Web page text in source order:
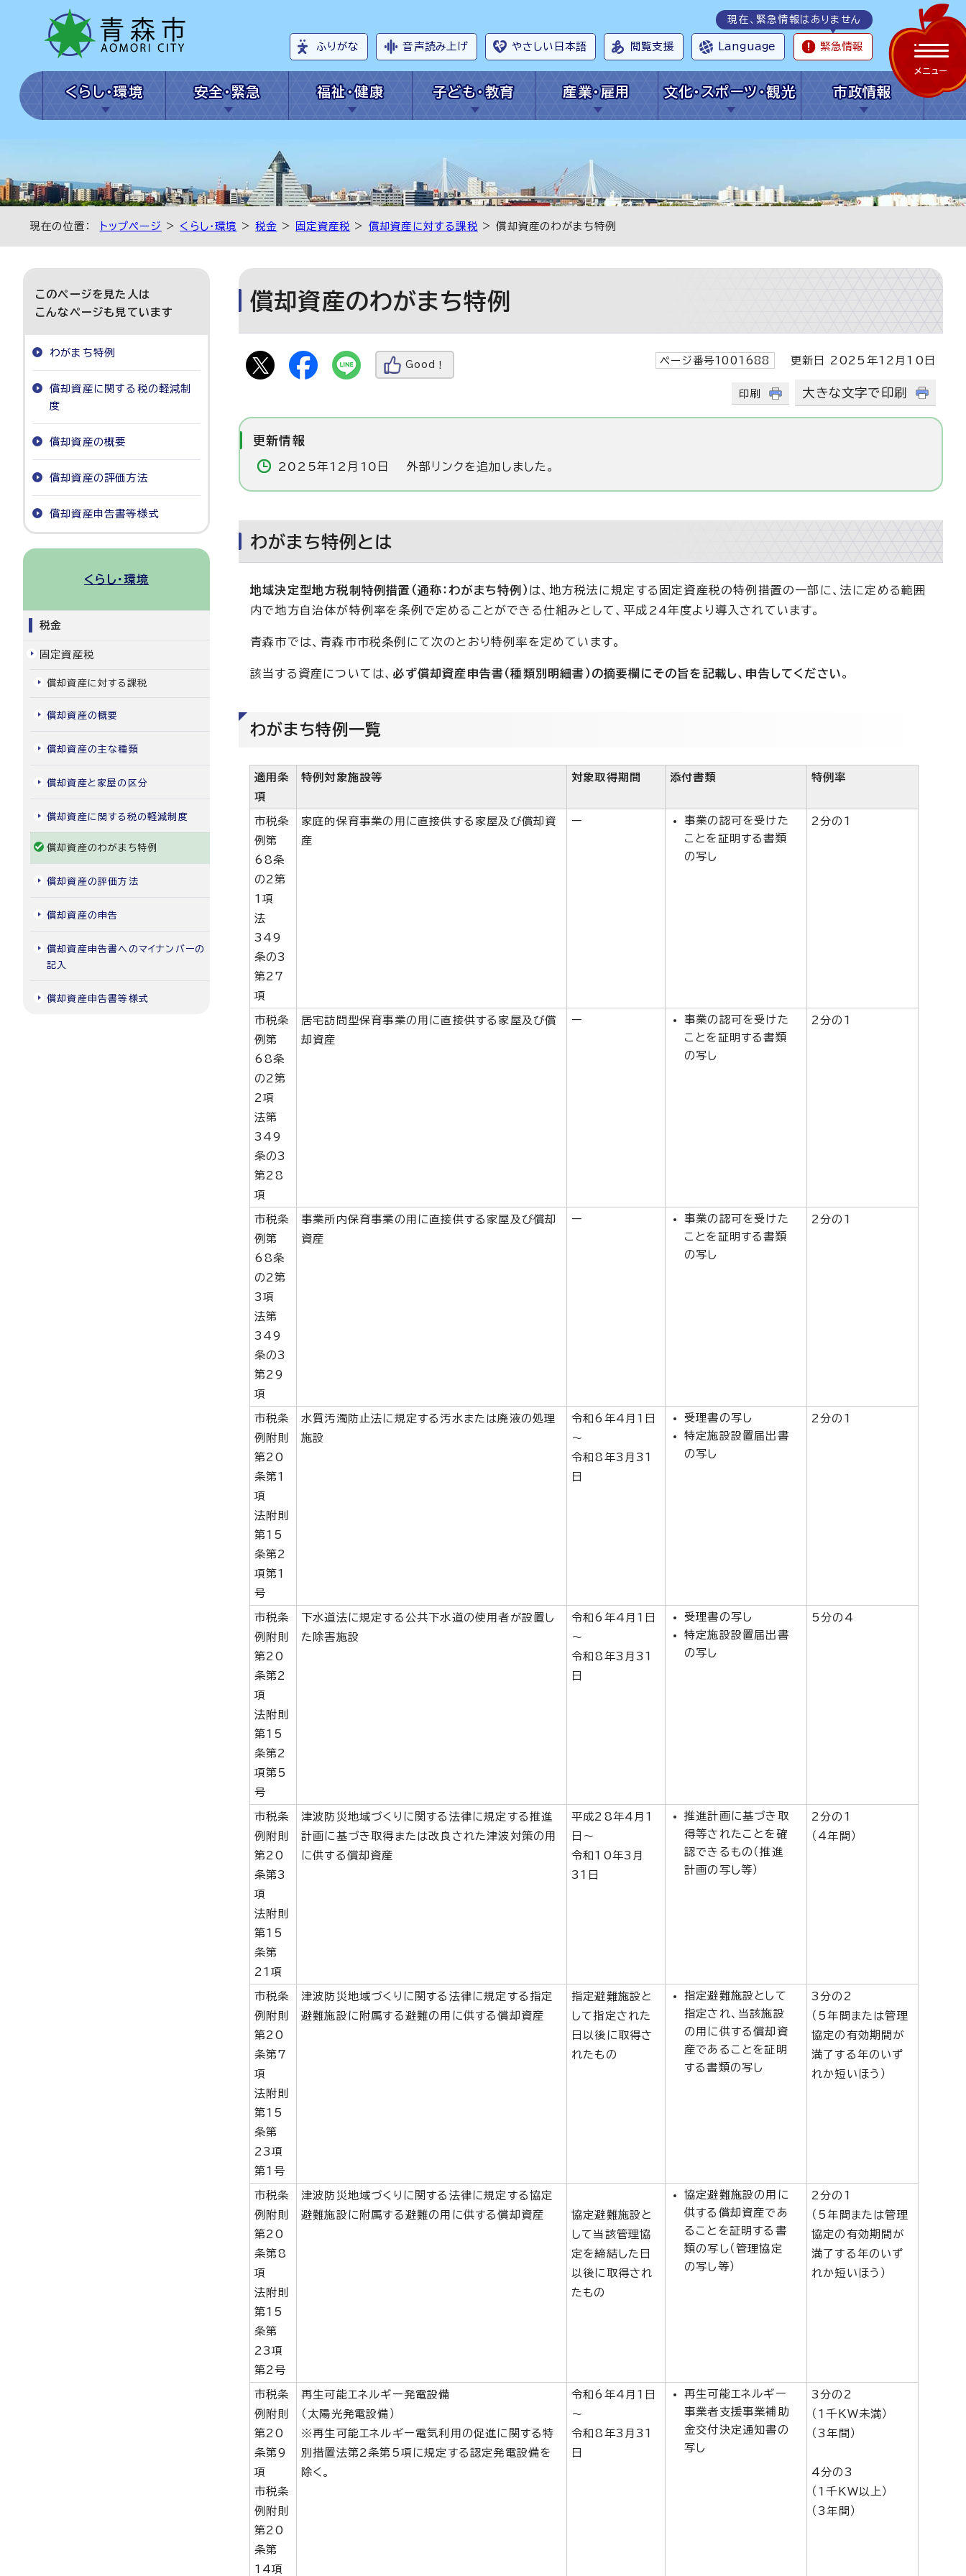
現在、緊急情報はありません
ふりがな 音声読み上げ やさしい日本語 閲覧支援 Language 緊急情報
メニュー
くらし・環境 安全・緊急 福祉・健康 子ども・教育 産業・雇用 文化・スポーツ・観光 市政情報
現在の位置： トップページ > くらし・環境 >税金 > 固定資産税 > 償却資産に対する課税 > 償却資産のわがまち特例
償却資産のわがまち特例
Good！ ページ番号1001688 更新日 2025年12月10日
印刷 大きな文字で印刷
更新情報
2025年12月10日 外部リンクを追加しました。
わがまち特例とは
地域決定型地方税制特例措置（通称：わがまち特例） は、地方税法に規定する固定資産税の特例措置の一部に、法に定める範囲
内で地方自治体が特例率を条例で定めることができる仕組みとして、平成24年度より導入されています。
青森市では、青森市市税条例にて次のとおり特例率を定めています。
該当する資産については、必ず償却資産申告書（種類別明細書）の摘要欄にその旨を記載し、申告してください。
わがまち特例一覧
適用条
項
特例対象施設等 対象取得期間 添付書類 特例率
市税条
例第
68条
の2第
1項
法
349
条の3
第27
項
家庭的保育事業の用に直接供する家屋及び償却資
産
ー
事業の認可を受けた
ことを証明する書類
の写し
2分の1
市税条
例第
68条
の2第
2項
法第
349
条の3
第28
項
居宅訪問型保育事業の用に直接供する家屋及び償
却資産
ー
事業の認可を受けた
ことを証明する書類
の写し
2分の1
市税条
例第
68条
の2第
3項
法第
349
条の3
第29
項
事業所内保育事業の用に直接供する家屋及び償却
資産
ー
事業の認可を受けた
ことを証明する書類
の写し
2分の1
市税条
例附則
第20
条第1
項
法附則
第15
条第2
項第1
号
水質汚濁防止法に規定する汚水または廃液の処理
施設
令和6年4月1日
～
令和8年3月31
日
受理書の写し
特定施設設置届出書
の写し
2分の1
市税条
例附則
第20
条第2
項
法附則
第15
条第2
項第5
号
下水道法に規定する公共下水道の使用者が設置し
た除害施設
令和6年4月1日
～
令和8年3月31
日
受理書の写し
特定施設設置届出書
の写し
5分の4
市税条
例附則
第20
条第3
項
法附則
第15
条第
21項
津波防災地域づくりに関する法律に規定する推進
計画に基づき取得または改良された津波対策の用
に供する償却資産
平成28年4月1
日～
令和10年3月
31日
推進計画に基づき取
得等されたことを確
認できるもの（推進
計画の写し等）
2分の1
（4年間）
市税条
例附則
第20
条第7
項
法附則
第15
条第
23項
第1号
津波防災地域づくりに関する法律に規定する指定
避難施設に附属する避難の用に供する償却資産
指定避難施設と
して指定された
日以後に取得さ
れたもの
指定避難施設として
指定され、当該施設
の用に供する償却資
産であることを証明
する書類の写し
3分の2
（5年間または管理
協定の有効期間が
満了する年のいず
れか短いほう）
市税条
例附則
第20
条第8
項
法附則
第15
条第
23項
第2号
津波防災地域づくりに関する法律に規定する協定
避難施設に附属する避難の用に供する償却資産
協定避難施設と
して当該管理協
定を締結した日
以後に取得され
たもの
協定避難施設の用に
供する償却資産であ
ることを証明する書
類の写し（管理協定
の写し等）
2分の1
（5年間または管理
協定の有効期間が
満了する年のいず
れか短いほう）
市税条
例附則
第20
条第9
項
市税条
例附則
第20
条第
14項
再生可能エネルギー発電設備
（太陽光発電設備）
※再生可能エネルギー電気利用の促進に関する特
別措置法第2条第5項に規定する認定発電設備を
除く。
令和6年4月1日
～
令和8年3月31
日
再生可能エネルギー
事業者支援事業補助
金交付決定通知書の
写し
3分の2
（1千KW未満）
（3年間）
4分の3
（1千KW以上）
（3年間）
このページを見た人は
こんなページも見ています
わがまち特例
償却資産に関する税の軽減制
度
償却資産の概要
償却資産の評価方法
償却資産申告書等様式
くらし・環境
税金
固定資産税
償却資産に対する課税
償却資産の概要
償却資産の主な種類
償却資産と家屋の区分
償却資産に関する税の軽減制度
償却資産のわがまち特例
償却資産の評価方法
償却資産の申告
償却資産申告書へのマイナンバーの
記入
償却資産申告書等様式